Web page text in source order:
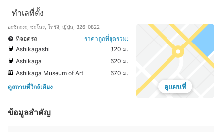
ทำเลที่ตั้ง
อะชิกะงะ, ซะโนะ, โทชิงิ, ญี่ปุ่น, 326-0822
ที่จอดรถ
ราคาถูกที่สุดรวม:
Ashikagashi
320 ม.
Ashikaga
620 ม.
Ashikaga Museum of Art
670 ม.
ดูสถานที่ใกล้เคียง
ดูแผนที่
ข้อมูลสำคัญ